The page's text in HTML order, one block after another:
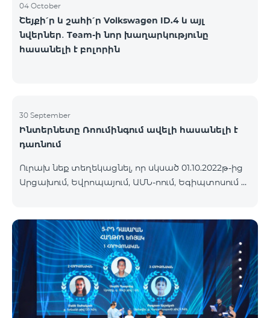
04 October
Շեյքի՛ր և շահի՛ր Volkswagen ID.4 և այլ
նվերներ․ Team-ի նոր խաղարկությունը
հասանելի է բոլորին
30 September
Ինտերնետը Ռոումինգում ավելի հասանելի է
դառնում
Ուրախ նեք տեղեկացնել, որ սկսած 01.10.2022թ-ից
Արցախում, Եվրոպայում, ԱՄՆ-ոում, Եգիպտոսում և
ելքային զանգեր դեպի Հայաստան՝ 150 դրամ/
րոպե: Ելքային զանգեր տեղական՝ 500 դրամ/
րոպե: SMS՝ 150 դրամ: Երկրների ամբողջական
ցանկ՝ Արցախ, Ալբանիա, ԱՄՆ, Ավստրալիա,
Ավստրիա, Բելգիա, Բոսնիա և Հերցեգովինա,
Բուլղարիա, Գերմանիա, Դանիա, Եգիպտոս,
Էստոնիա, Իռլանդիա, Իսլանդիա, Իսպանիա,